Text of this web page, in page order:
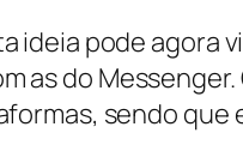
ideia pode agora
as do
sendo que